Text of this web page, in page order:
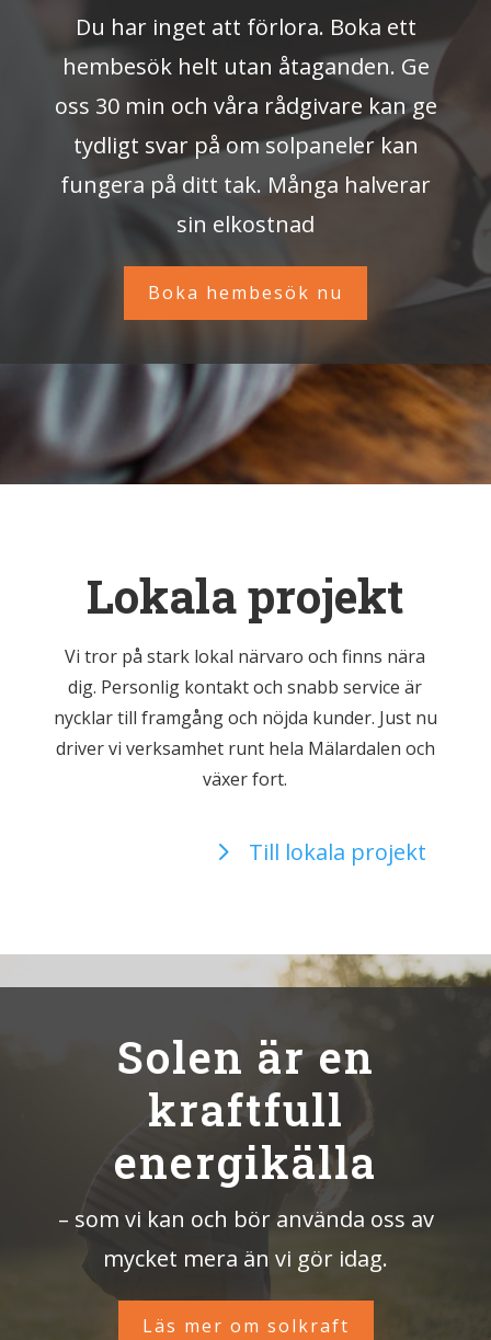
Du har inget att förlora. Boka ett
hembesök helt utan åtaganden. Ge
oss 30 min och våra rådgivare kan ge
tydligt svar på om solpaneler kan
fungera på ditt tak. Många halverar
sin elkostnad
Boka hembesök nu
Lokala projekt
Vi tror på stark lokal närvaro och finns nära
dig. Personlig kontakt och snabb service är
nycklar till framgång och nöjda kunder. Just nu
driver vi verksamhet runt hela Mälardalen och
växer fort.
Till lokala projekt
Solen är en
kraftfull
energikälla
– som vi kan och bör använda oss av
mycket mera än vi gör idag.
Läs mer om solkraft